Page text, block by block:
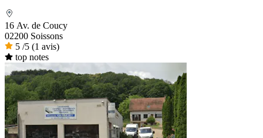
16 Av. de Coucy
02200 Soissons
5 /5 (1 avis)
top notes